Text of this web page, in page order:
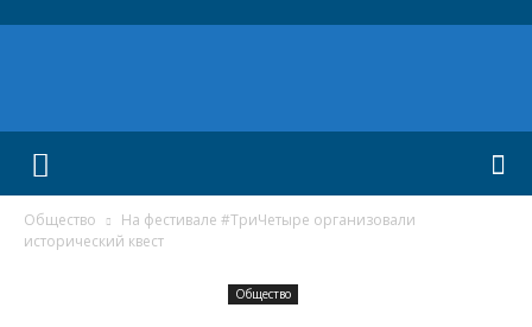
Общество
На фестивале #ТриЧетыре организовали
исторический квест
Общество